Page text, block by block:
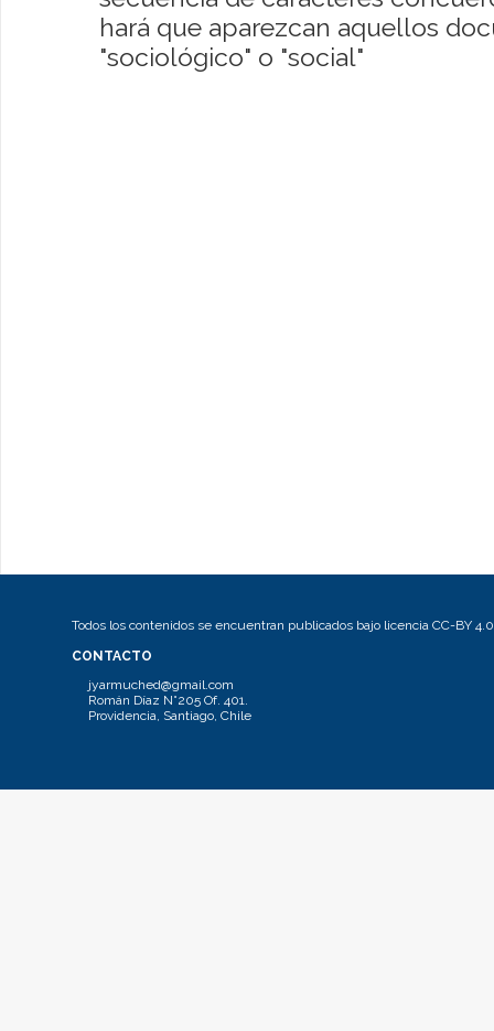
hará que aparezcan aquellos
"sociológico" o "social"
Todos los contenidos se encuentran publicados bajo licencia CC-BY 4.0
CONTACTO
jyarmuched@gmail.com
Román Díaz N°205 Of. 401.
Providencia, Santiago, Chile